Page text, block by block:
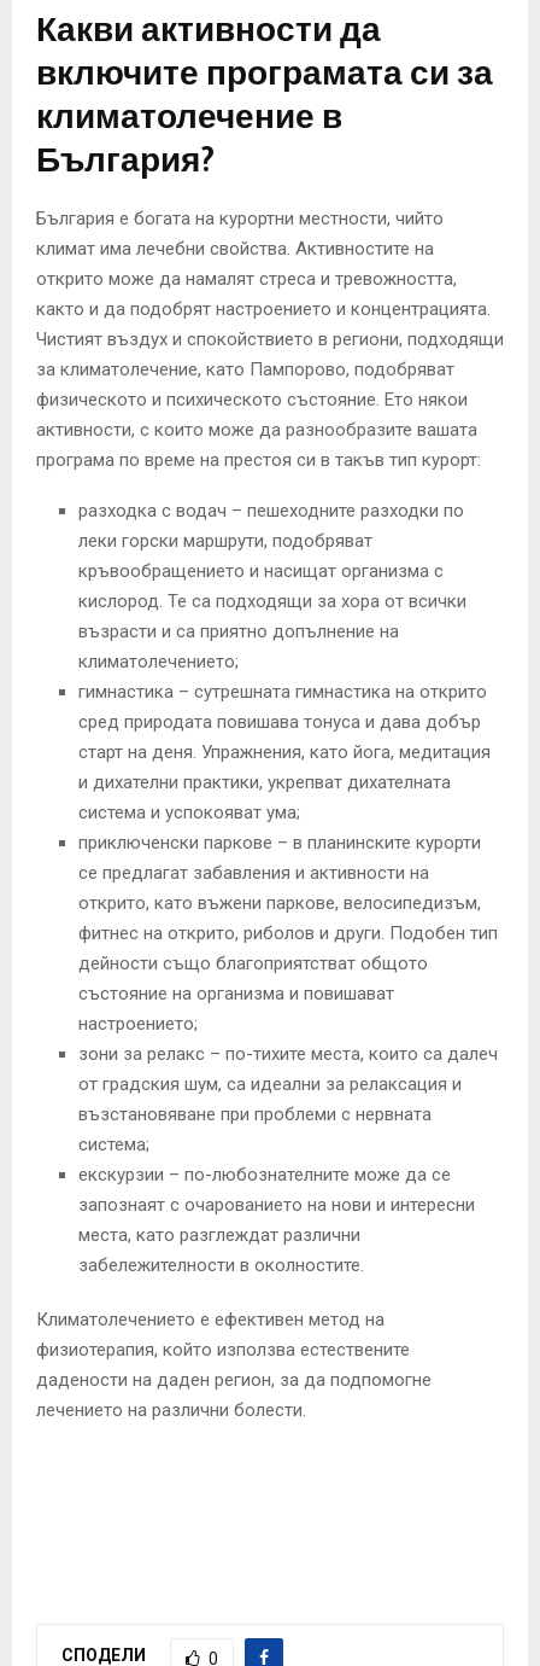
Какви активности да
включите програмата си за
климатолечение в
България?
България е богата на курортни местности, чийто
климат има лечебни свойства. Активностите на
открито може да намалят стреса и тревожността,
както и да подобрят настроението и концентрацията.
Чистият въздух и спокойствието в региони, подходящи
за климатолечение, като Пампорово, подобряват
физическото и психическото състояние. Ето някои
активности, с които може да разнообразите вашата
програма по време на престоя си в такъв тип курорт:
разходка с водач – пешеходните разходки по
леки горски маршрути, подобряват
кръвообращението и насищат организма с
кислород. Те са подходящи за хора от всички
възрасти и са приятно допълнение на
климатолечението;
гимнастика – сутрешната гимнастика на открито
сред природата повишава тонуса и дава добър
старт на деня. Упражнения, като йога, медитация
и дихателни практики, укрепват дихателната
система и успокояват ума;
приключенски паркове – в планинските курорти
се предлагат забавления и активности на
открито, като въжени паркове, велосипедизъм,
фитнес на открито, риболов и други. Подобен тип
дейности също благоприятстват общото
състояние на организма и повишават
настроението;
зони за релакс – по-тихите места, които са далеч
от градския шум, са идеални за релаксация и
възстановяване при проблеми с нервната
система;
екскурзии – по-любознателните може да се
запознаят с очарованието на нови и интересни
места, като разглеждат различни
забележителности в околностите.
Климатолечението е ефективен метод на
физиотерапия, който използва естествените
дадености на даден регион, за да подпомогне
лечението на различни болести.
СПОДЕЛИ 0